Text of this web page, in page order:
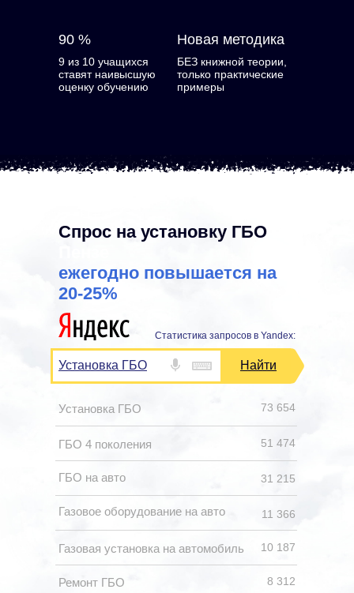
90 % Новая методика
9 из 10 учащихся
ставят наивысшую
оценку обучению
БЕЗ книжной теории,
только практические
примеры
Спрос на установку ГБО
ежегодно повышается на
20-25%
ГБО 4 поколения
Установка ГБО
Газовое оборудование на авто
ГБО на авто
Газовая установка на автомобиль
Ремонт ГБО
Установка ГБО Найти
Статистика запросов в Yandex:
73 654
51 474
31 215
11 366
10 187
8 312